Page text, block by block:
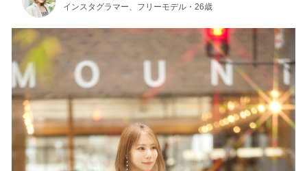
インスタグラマー、フリーモデル・26歳